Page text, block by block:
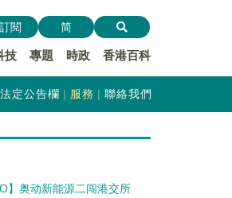
技 專題 時政 香港百科
訂閱 简
法定公告欄 服務 聯絡我們
】奥动新能源二闯港交所